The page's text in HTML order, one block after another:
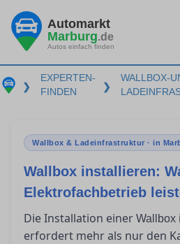
Automarkt
Marburg.de
Autos einfach finden
❯
EXPERTEN-
FINDEN
❯
WALLBOX-
Wallbox & Ladeinfrastruktur · in
Wallbox installieren:
Elektrofachbetrieb
Die Installation einer Wallbox
erfordert mehr als nur den